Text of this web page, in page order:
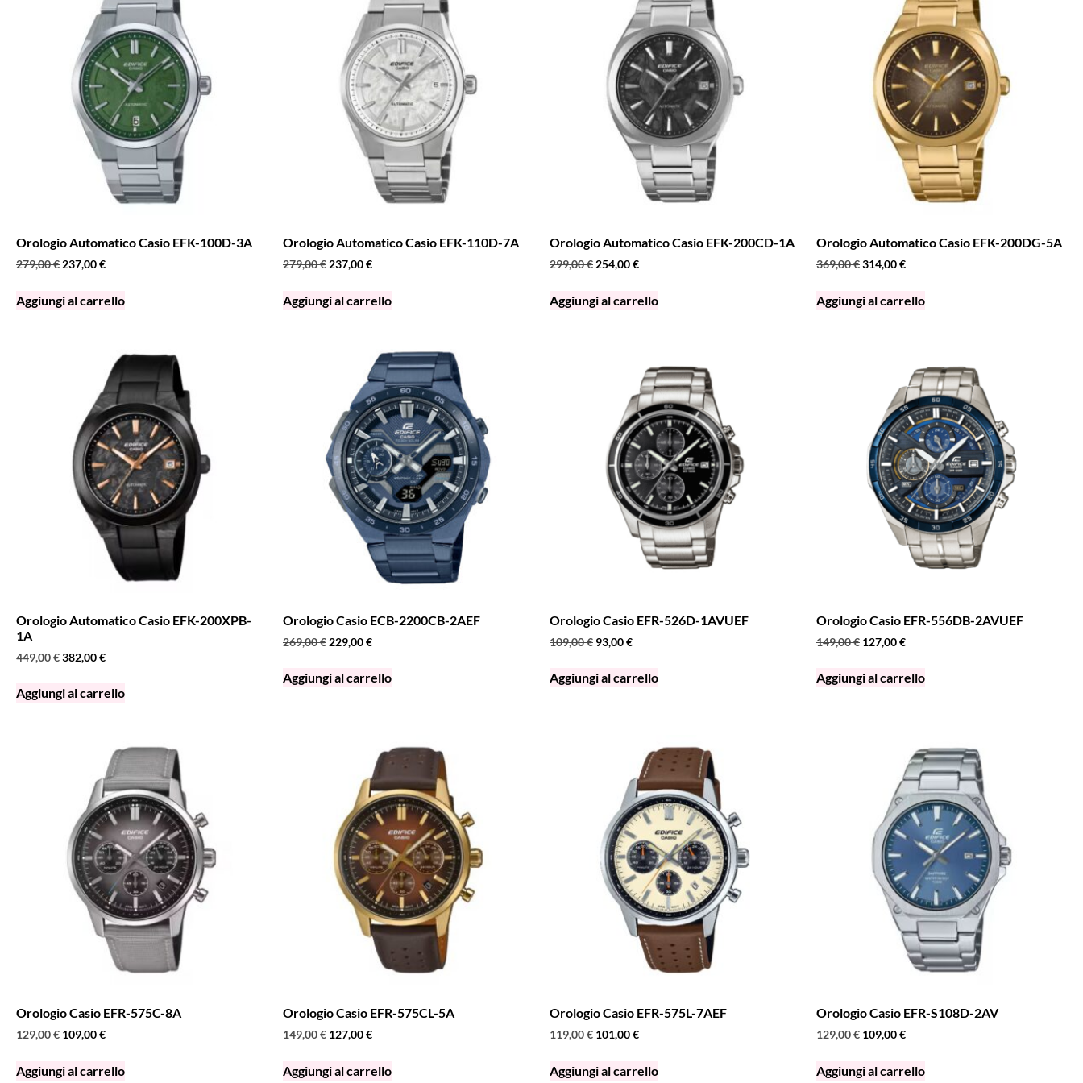
Orologio Automatico Casio EFK-100D-3A
279,00€ 237,00€
Aggiungi al carrello
Orologio Automatico Casio EFK-110D-7A
279,00€ 237,00€
Aggiungi al carrello
Orologio Automatico Casio EFK-200CD-1A
299,00€ 254,00€
Aggiungi al carrello
Orologio Automatico Casio EFK-200DG-5A
369,00€314,00€
Aggiungi al carrello
Orologio Automatico Casio EFK-200XPB-
1A
449,00€382,00€
Aggiungi al carrello
Orologio Casio ECB-2200CB-2AEF
269,00€ 229,00€
Aggiungi al carrello
Orologio Casio EFR-526D-1AVUEF
109,00€ 93,00€
Aggiungi al carrello
Orologio Casio EFR-556DB-2AVUEF
149,00€ 127,00€
Aggiungi al carrello
Orologio Casio EFR-575C-8A
129,00€ 109,00€
Aggiungi al carrello
Orologio Casio EFR-575CL-5A
149,00€ 127,00€
Aggiungi al carrello
Orologio Casio EFR-575L-7AEF
119,00€ 101,00€
Aggiungi al carrello
Orologio Casio EFR-S108D-2AV
129,00€ 109,00€
Aggiungi al carrello